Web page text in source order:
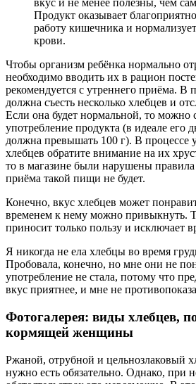
вкус и не менее полезны, чем
Продукт оказывает
работу кишечника и
крови.
Чтобы организм ребёнка нормально
необходимо вводить их в рацион
рекомендуется с утреннего приёма.
должна съесть несколько хлебцев и
Если она будет нормальной, то можно
употребление продукта (в идеале его
должна превышать 100 г). В процессе
хлебцев обратите внимание на их
то в магазине были нарушены
приёма такой пищи не будет.
Конечно, вкус хлебцев может
временем к нему можно привыкнуть.
приносит только пользу и исключает
Я никогда не ела хлебцы во время
Пробовала, конечно, но мне они не
употребление не стала, потому что
вкус приятнее, и мне не
Фотогалерея: виды хлебцев,
кормящей женщины
Ржаной, отрубной и цельнозлаковый
нужно есть обязательно. Однако, при